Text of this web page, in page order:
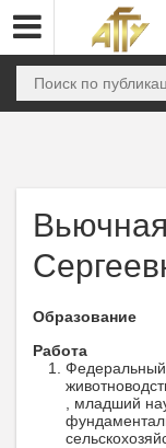
Образование
Работа
Федеральный
, младший